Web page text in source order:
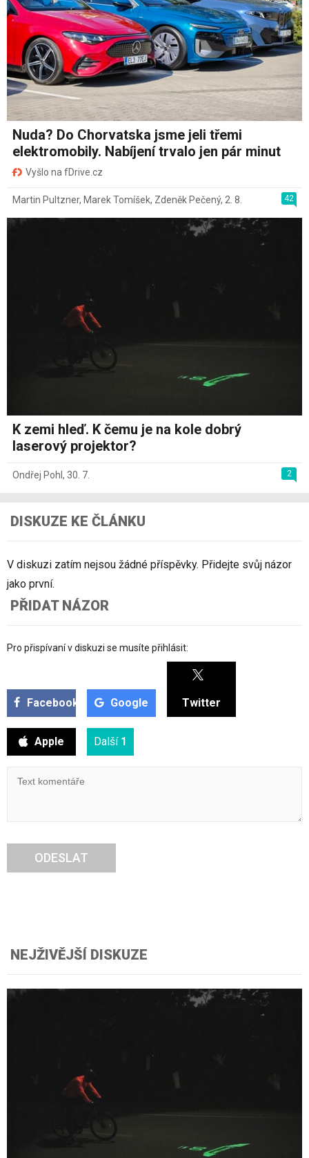
Nuda? Do Chorvatska jsme jeli třemi
elektromobily. Nabíjení trvalo jen pár minut
Vyšlo na fDrive.cz
42
Martin Pultzner, Marek Tomíšek, Zdeněk Pečený, 2. 8.
K zemi hleď. K čemu je na kole dobrý
laserový projektor?
2
Ondřej Pohl , 30. 7.
DISKUZE KE ČLÁNKU
V diskuzi zatím nejsou žádné příspěvky. Přidejte svůj názor
jako první.
PŘIDAT NÁZOR
Pro přispívaní v diskuzi se musíte přihlásit:
Facebook Google Twitter
Apple Další 1
ODESLAT
NEJŽIVĚJŠÍ DISKUZE